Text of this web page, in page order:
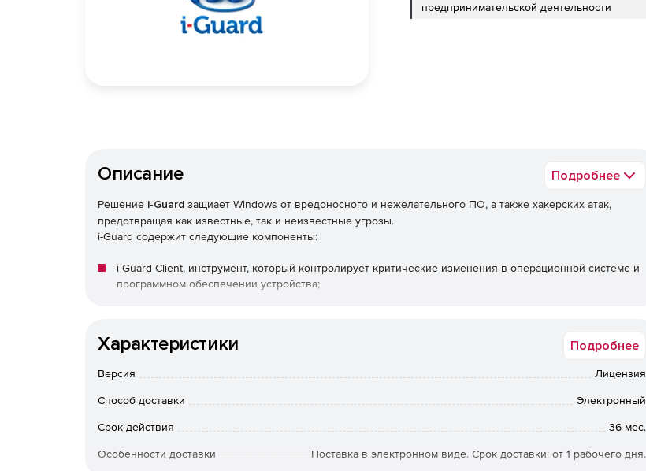
предпринимательской деятельности
Описание Подробнее
Решение i-Guard защиает Windows от вредоносного и нежелательного ПО, а также хакерских атак,
предотвращая как известные, так и неизвестные угрозы.
i-Guard содержит следующие компоненты:
i-Guard Client, инструмент, который контролирует критические изменения в операционной системе и
программном обеспечении устройства;
i-Guard Management Console, инструмент, который помогает осуществлять централизованный
Характеристики Подробнее
Версия Лицензия
Способ доставки Электронный
Срок действия 36 мес.
Особенности доставки Поставка в электронном виде. Срок доставки: от 1 рабочего дня.